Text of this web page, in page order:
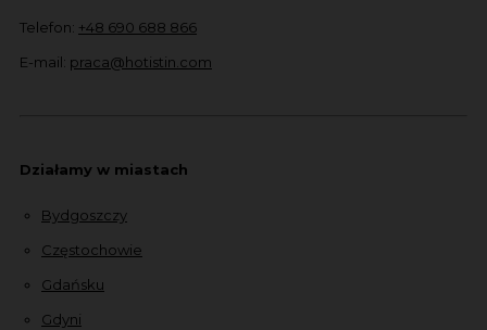
Telefon: +48 690 688 866
E-mail: praca@hotistin.com
Działamy w miastach
Bydgoszczy
Częstochowie
Gdańsku
Gdyni